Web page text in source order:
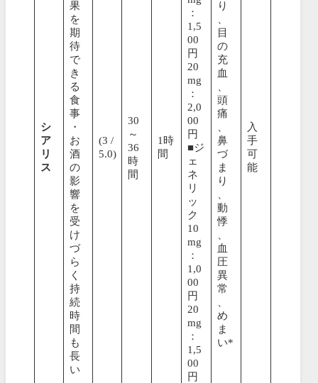
シ
ア
リ
ス
果
を
期
待
で
き
る
食
事
・
お
酒
の
影
響
を
受
け
づ
ら
く
持
続
時
間
も
長
い
(3 /
5.0)
30
～
36
時
間
1時
間
：
1,5
00
円
20
mg
：
2,0
00
円
■ジ
ェ
ネ
リ
ッ
ク
10
mg
：
1,0
00
円
20
mg
：
1,5
00
円
り
目
の
充
血
頭
痛
鼻
づ
ま
り
動
悸
血
圧
異
常
め
ま
い*
入
手
可
能